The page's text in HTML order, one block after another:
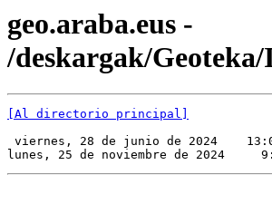
geo.araba.eus -
/deskargak/Geoteka/
[Al directorio principal]
viernes, 28 de junio de 2024
lunes, 25 de noviembre de 2024